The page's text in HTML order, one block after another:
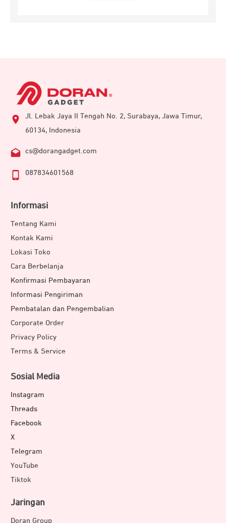
Jl. Lebak Jaya II Tengah No. 2, Surabaya, Jawa Timur,
60134, Indonesia
cs@dorangadget.com
087834601568
Informasi
Tentang Kami
Kontak Kami
Lokasi Toko
Cara Berbelanja
Konfirmasi Pembayaran
Informasi Pengiriman
Pembatalan dan Pengembalian
Corporate Order
Privacy Policy
Terms & Service
Sosial Media
Instagram
Threads
Facebook
X
Telegram
YouTube
Tiktok
Jaringan
Doran Group